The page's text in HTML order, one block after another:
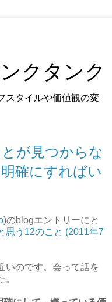
クタンク
スタイルや価値観の変
が見つからな
確にすればい
)のblogエントリーにと
思う12のこと (2011年7
いのです。会って話を